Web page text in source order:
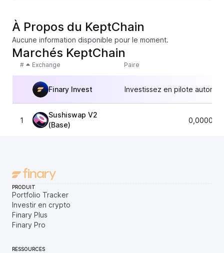
À Propos du KeptChain
Aucune information disponible pour le moment.
Marchés KeptChain
# Exchange Paire
Finary Invest Investissez en pilote
1
Sushiswap V2
(Base)
PRODUIT
Portfolio Tracker
Investir en crypto
Finary Plus
Finary Pro
RESSOURCES